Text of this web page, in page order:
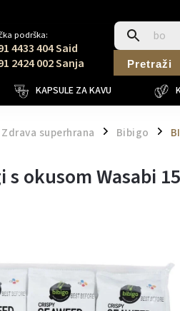
podrška:
4433 404 Said
2424 002 Sanja
Pretraži
KAPSULE ZA KAVU
Zdrava superhrana / Bibigo /
s okusom Wasabi